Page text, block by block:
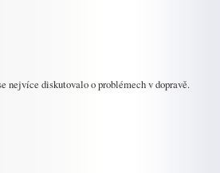
nejvíce diskutovalo o problémech v dopravě.